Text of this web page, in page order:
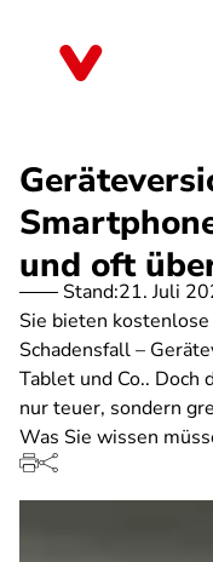
und oft
Stand:21. Juli
Sie bieten
Schadensfall –
Tablet und Co.. Doch
nur teuer, sondern
Was Sie wissen